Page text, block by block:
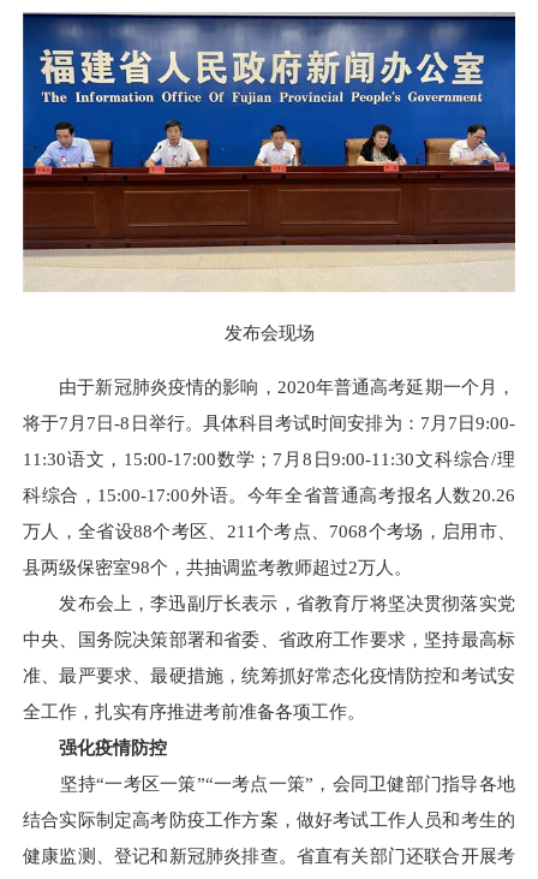
发布会现场
由于新冠肺炎疫情的影响，2020年普通高考延期一个月，
将于7月7日-8日举行。具体科目考试时间安排为：7月7日9:00-
11:30语文，15:00-17:00数学；7月8日9:00-11:30文科综合/理
科综合，15:00-17:00外语。今年全省普通高考报名人数20.26
万人，全省设88个考区、211个考点、7068个考场，启用市、
县两级保密室98个，共抽调监考教师超过2万人。
发布会上，李迅副厅长表示，省教育厅将坚决贯彻落实党
中央、国务院决策部署和省委、省政府工作要求，坚持最高标
准、最严要求、最硬措施，统筹抓好常态化疫情防控和考试安
全工作，扎实有序推进考前准备各项工作。
强化疫情防控
坚持“一考区一策”“一考点一策”，会同卫健部门指导各地
结合实际制定高考防疫工作方案，做好考试工作人员和考生的
健康监测、登记和新冠肺炎排查。省直有关部门还联合开展考